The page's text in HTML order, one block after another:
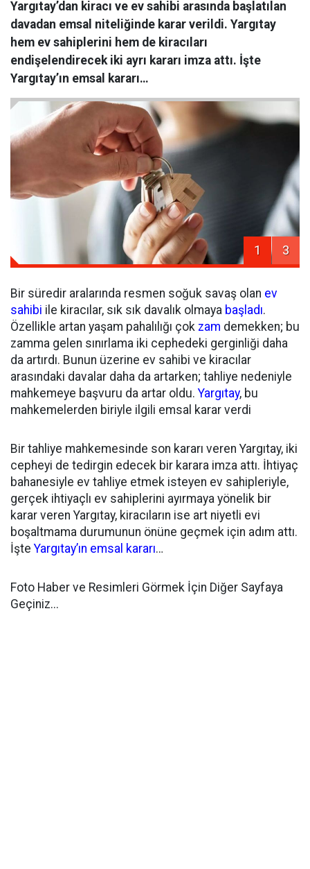
Yargıtay’dan kiracı ve ev sahibi arasında başlatılan
davadan emsal niteliğinde karar verildi. Yargıtay
hem ev sahiplerini hem de kiracıları
endişelendirecek iki ayrı kararı imza attı. İşte
Yargıtay’ın emsal kararı…
1 3
Bir süredir aralarında resmen soğuk savaş olan ev
sahibi ile kiracılar, sık sık davalık olmaya başladı.
Özellikle artan yaşam pahalılığı çok zam demekken; bu
zamma gelen sınırlama iki cephedeki gerginliği daha
da artırdı. Bunun üzerine ev sahibi ve kiracılar
arasındaki davalar daha da artarken; tahliye nedeniyle
mahkemeye başvuru da artar oldu.Yargıtay, bu
mahkemelerden biriyle ilgili emsal karar verdi
Bir tahliye mahkemesinde son kararı veren Yargıtay, iki
cepheyi de tedirgin edecek bir karara imza attı. İhtiyaç
bahanesiyle ev tahliye etmek isteyen ev sahipleriyle,
gerçek ihtiyaçlı ev sahiplerini ayırmaya yönelik bir
karar veren Yargıtay, kiracıların ise art niyetli evi
boşaltmama durumunun önüne geçmek için adım attı.
İşteYargıtay’ın emsal kararı…
Foto Haber ve Resimleri Görmek İçin Diğer Sayfaya
Geçiniz...